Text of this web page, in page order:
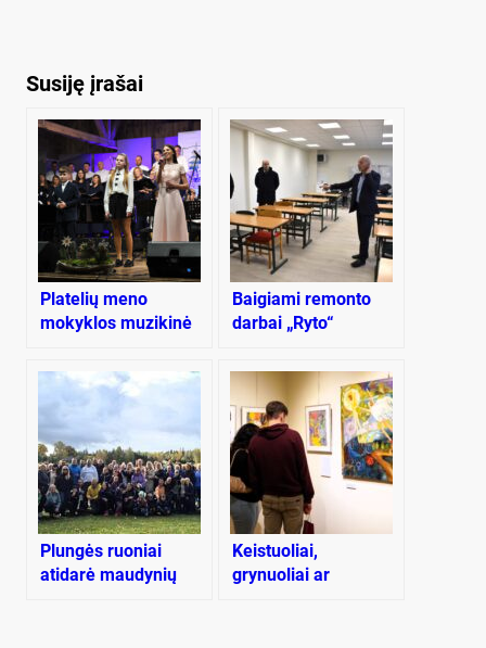
Susiję įrašai
Platelių meno
mokyklos muzikinė
bendrystę ir
bendradarbiavimą
Baigiami remonto
darbai „Ryto“
Plungės ruoniai
atidarė maudynių
Keistuoliai,
grynuoliai ar